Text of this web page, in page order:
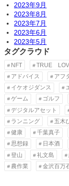
2023年9月
2023年8月
2023年7月
2023年6月
2023年5月
タグクラウド
NFT TRUE
アドバイス
アフ
イケオジダンス
ゲーム
ゴルフ
デジタルアセット
ランニング
五木
健康
千葉真子
思想録
日本酒
登山
礼文島
農作業
金沢百万